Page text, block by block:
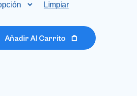
Limpiar
Añadir Al Carrito